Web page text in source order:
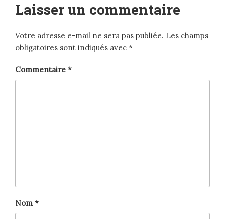
Laisser un commentaire
Votre adresse e-mail ne sera pas publiée. Les champs
obligatoires sont indiqués avec *
Commentaire *
Nom *